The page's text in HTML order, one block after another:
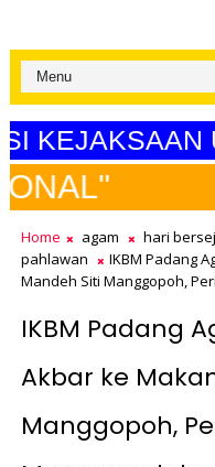
Home agam hari
pahlawan
IKBM Padang
Mandeh Siti Manggopoh,
IKBM Padang
Akbar ke
Manggopoh,